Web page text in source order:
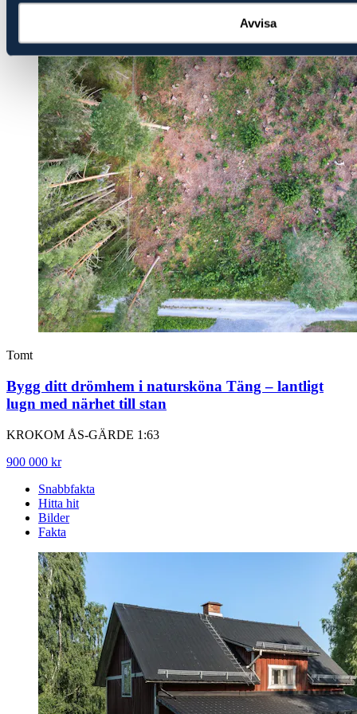
Avvisa
Tomt
Bygg ditt drömhem i natursköna Täng – lantligt
lugn med närhet till stan
KROKOM ÅS-GÄRDE 1:63
900 000 kr
Snabbfakta
Hitta hit
Bilder
Fakta